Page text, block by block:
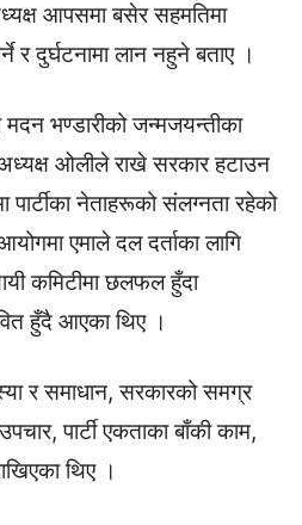
आपसमा बसेर सहमतिमा
र दुर्घटनामा लान नहुने बताए ।
भण्डारीको जन्मजयन्तीका
ओलीले राखे सरकार हटाउन
नेताहरूको संलग्नता रहेको
एमाले दल दर्ताका लागि
कमिटीमा छलफल हुँदा
हुँदै आएका थिए ।
र समाधान, सरकारको समग्र
पार्टी एकताका बाँकी काम,
थिए ।